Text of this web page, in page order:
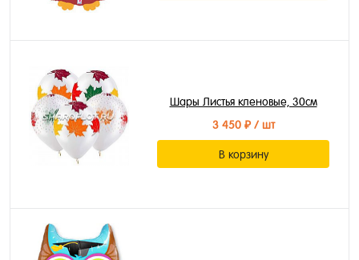
Шары Листья кленовые, 30см
3 450 ₽/ шт
В корзину